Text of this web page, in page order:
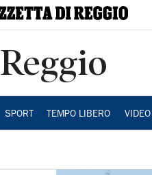
Reggio
SPORT TEMPO LIBERO VIDEO